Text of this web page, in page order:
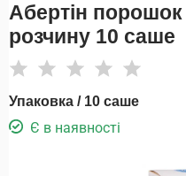
Абертін
розчину 10 саше
Упаковка / 10 саше
Є в наявності